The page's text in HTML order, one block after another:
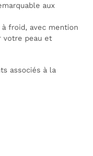
aux
froid, avec mention
votre peau et
associés à la